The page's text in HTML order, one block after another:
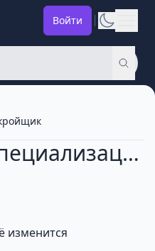
Войти
Вакансии по специализации: Закройщик
изменится